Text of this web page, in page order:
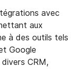
avec
aux
à des outils tels
Google
CRM,